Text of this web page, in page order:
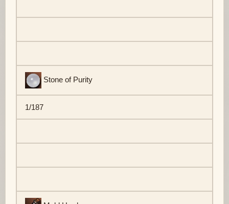
Stone of Purity
1/187